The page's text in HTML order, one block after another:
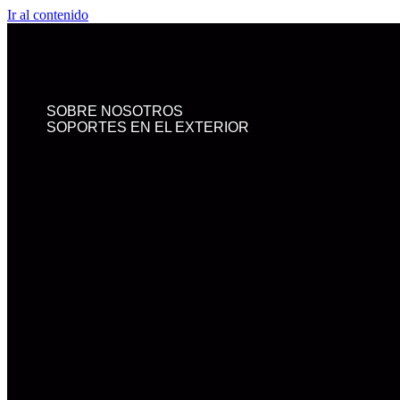
Ir al contenido
SOBRE NOSOTROS
SOPORTES EN EL EXTERIOR